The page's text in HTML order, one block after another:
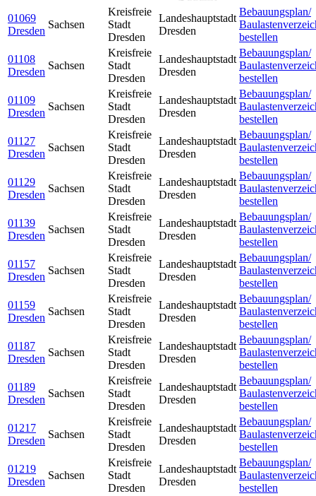
01069
Dresden
Sachsen
Kreisfreie
Stadt
Dresden
Landeshauptstadt
Dresden
Bebauungsplan/
bestellen
01108
Dresden
Sachsen
Kreisfreie
Stadt
Dresden
Landeshauptstadt
Dresden
Bebauungsplan/
bestellen
01109
Dresden
Sachsen
Kreisfreie
Stadt
Dresden
Landeshauptstadt
Dresden
Bebauungsplan/
bestellen
01127
Dresden
Sachsen
Kreisfreie
Stadt
Dresden
Landeshauptstadt
Dresden
Bebauungsplan/
bestellen
01129
Dresden
Sachsen
Kreisfreie
Stadt
Dresden
Landeshauptstadt
Dresden
Bebauungsplan/
bestellen
01139
Dresden
Sachsen
Kreisfreie
Stadt
Dresden
Landeshauptstadt
Dresden
Bebauungsplan/
bestellen
01157
Dresden
Sachsen
Kreisfreie
Stadt
Dresden
Landeshauptstadt
Dresden
Bebauungsplan/
bestellen
01159
Dresden
Sachsen
Kreisfreie
Stadt
Dresden
Landeshauptstadt
Dresden
Bebauungsplan/
bestellen
01187
Dresden
Sachsen
Kreisfreie
Stadt
Dresden
Landeshauptstadt
Dresden
Bebauungsplan/
bestellen
01189
Dresden
Sachsen
Kreisfreie
Stadt
Dresden
Landeshauptstadt
Dresden
Bebauungsplan/
bestellen
01217
Dresden
Sachsen
Kreisfreie
Stadt
Dresden
Landeshauptstadt
Dresden
Bebauungsplan/
bestellen
01219
Dresden
Sachsen
Kreisfreie
Stadt
Dresden
Landeshauptstadt
Dresden
Bebauungsplan/
bestellen